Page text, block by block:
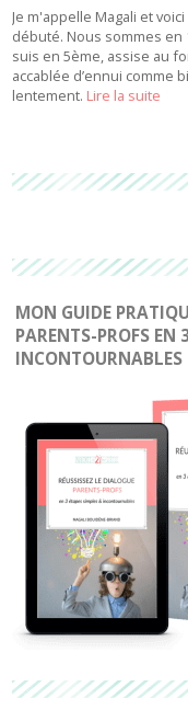
Je m'appelle Magali et
débuté. Nous sommes en
suis en 5ème, assise au
accablée d’ennui comme
lentement. Lire la suite
MON GUIDE
PARENTS-PROFS EN
INCONTOURNABLES